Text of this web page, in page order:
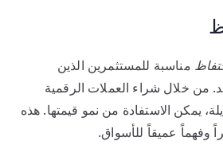
مناسبة للمستثمرين الذين
من خلال شراء العملات الرقمية
يمكن الاستفادة من نمو قيمتها. هذه
وفهماً عميقاً للأسواق.